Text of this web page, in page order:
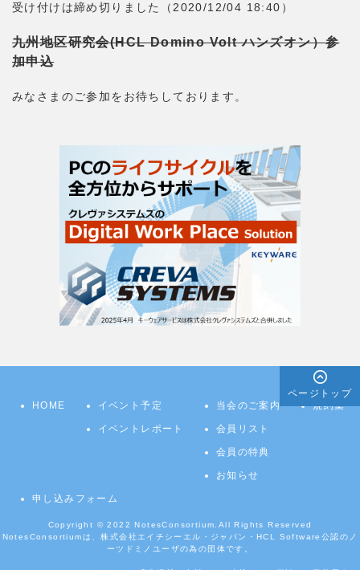
受け付けは締め切りました（2020/12/04 18:40）
九州地区研究会(HCL Domino Volt ハンズオン）参
加申込
みなさまのご参加をお待ちしております。
HOME イベント予定
イベントレポート
当会のご案内
会員リスト
会員の特典
お知らせ
規約集
申し込みフォーム
ページトップ
Copyright © 2022NotesConsortium. All Rights Reserved
NotesConsortiumは、株式会社エイチシーエル・ジャパン・HCL Software公認のノ
ーツドミノユーザの為の団体です。